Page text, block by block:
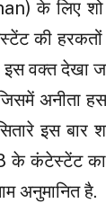
के लिए शो
की
वक्त देखा
अनीता
इस बार
के कंटेस्टेंट
अनुमानित है.